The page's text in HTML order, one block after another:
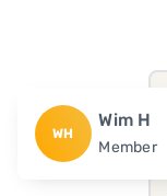
WH
Wim H
Member